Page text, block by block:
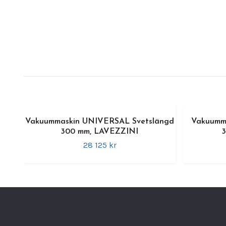
Vakuummaskin UNIVERSAL Svetslängd
300 mm, LAVEZZINI
28 125 kr